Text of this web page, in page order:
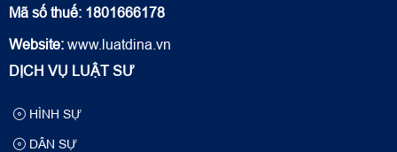
Mã số thuế: 1801666178
Website: www.luatdina.vn
DỊCH VỤ LUẬT SƯ
HÌNH SỰ
DÂN SỰ